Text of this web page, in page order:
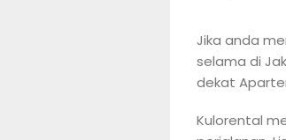
Jika anda
selama di
dekat
Kulorental